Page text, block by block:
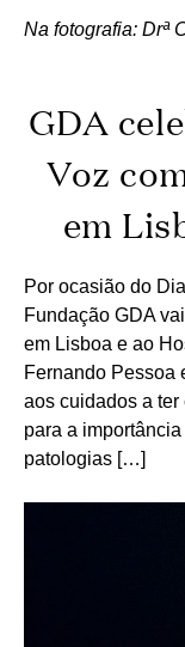
Na fotografia: Drª
GDA
Voz
em
Por ocasião do
Fundação GDA
em Lisboa e ao
Fernando Pessoa
aos cuidados a
para a
patologias […]